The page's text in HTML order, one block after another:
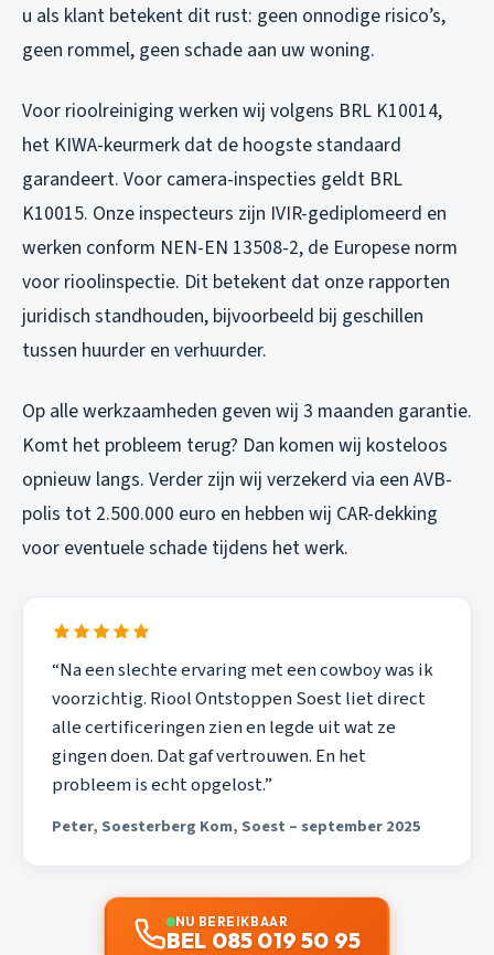
u als klant betekent dit rust: geen onnodige risico’s,
geen rommel, geen schade aan uw woning.
Voor rioolreiniging werken wij volgens BRL K10014,
het KIWA-keurmerk dat de hoogste standaard
garandeert. Voor camera-inspecties geldt BRL
K10015. Onze inspecteurs zijn IVIR-gediplomeerd en
werken conform NEN-EN 13508-2, de Europese norm
voor rioolinspectie. Dit betekent dat onze rapporten
juridisch standhouden, bijvoorbeeld bij geschillen
tussen huurder en verhuurder.
Op alle werkzaamheden geven wij 3 maanden garantie.
Komt het probleem terug? Dan komen wij kosteloos
opnieuw langs. Verder zijn wij verzekerd via een AVB-
polis tot 2.500.000 euro en hebben wij CAR-dekking
voor eventuele schade tijdens het werk.
“Na een slechte ervaring met een cowboy was ik
voorzichtig. Riool Ontstoppen Soest liet direct
alle certificeringen zien en legde uit wat ze
gingen doen. Dat gaf vertrouwen. En het
probleem is echt opgelost.”
Peter, Soesterberg Kom, Soest – september 2025
NU BEREIKBAAR
BEL 085 019 50 95